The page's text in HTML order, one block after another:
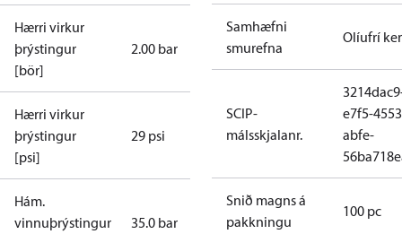
Hærri virkur
þrýstingur
[bör]
2.00 bar
Hærri virkur
þrýstingur
[psi]
29 psi
Hám.
vinnuþrýstingur
35.0 bar
Samhæfni
smurefna
Olíufrí
SCIP-
málsskjalanr.
e7f5-
abfe-
Snið magns á
pakkningu
100 pc